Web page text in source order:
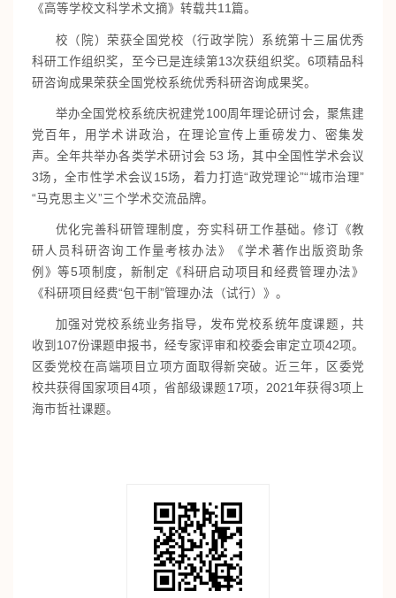
《高等学校文科学术文摘》转载共11篇。
校（院）荣获全国党校（行政学院）系统第十三届优秀
科研工作组织奖，至今已是连续第13次获组织奖。6项精品科
研咨询成果荣获全国党校系统优秀科研咨询成果奖。
举办全国党校系统庆祝建党100周年理论研讨会，聚焦建
党百年，用学术讲政治，在理论宣传上重磅发力、密集发
声。全年共举办各类学术研讨会 53 场，其中全国性学术会议
3场，全市性学术会议15场，着力打造“政党理论”“城市治理”
“马克思主义”三个学术交流品牌。
优化完善科研管理制度，夯实科研工作基础。修订《教
研人员科研咨询工作量考核办法》《学术著作出版资助条
例》等5项制度，新制定《科研启动项目和经费管理办法》
《科研项目经费“包干制”管理办法（试行）》。
加强对党校系统业务指导，发布党校系统年度课题，共
收到107份课题申报书，经专家评审和校委会审定立项42项。
区委党校在高端项目立项方面取得新突破。近三年，区委党
校共获得国家项目4项，省部级课题17项，2021年获得3项上
海市哲社课题。